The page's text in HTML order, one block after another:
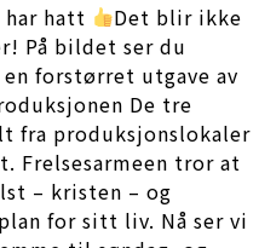
har hatt
Det blir ikke
På bildet ser du
forstørret utgave av
De tre
fra produksjonslokaler
Frelsesarmeen tror at
– kristen – og
for sitt liv. Nå ser vi